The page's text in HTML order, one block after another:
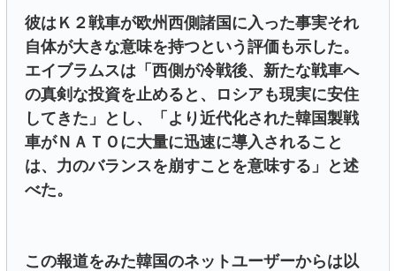
彼はＫ２戦車が欧州西側諸国に入った事実それ
自体が大きな意味を持つという評価も示した。
エイブラムスは「西側が冷戦後、新たな戦車へ
の真剣な投資を止めると、ロシアも現実に安住
してきた」とし、「より近代化された韓国製戦
車がＮＡＴＯに大量に迅速に導入されること
は、力のバランスを崩すことを意味する」と述
べた。
この報道をみた韓国のネットユーザーからは以